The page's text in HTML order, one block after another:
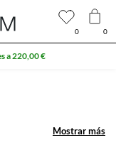
Mostrar más
Mostrar más
0 0
a 220,00 €